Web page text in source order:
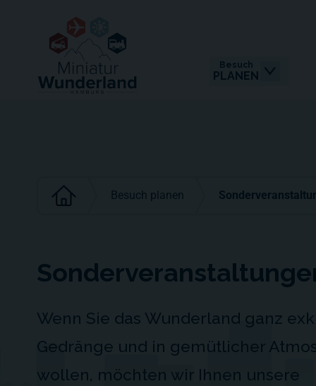
Besuch
PLANEN
Besuch planen
Wenn Sie das Wunderland ganz
Gedränge und in gemütlicher
wollen, möchten wir Ihnen unsere